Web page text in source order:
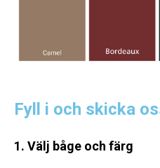
Fyll i och skicka
1. Välj båge och färg